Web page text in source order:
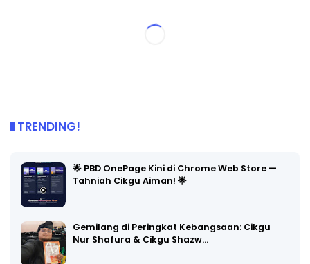
TRENDING!
🌟 PBD OnePage Kini di Chrome Web Store —
Tahniah Cikgu Aiman! 🌟
Gemilang di Peringkat Kebangsaan: Cikgu
Nur Shafura & Cikgu Shazw…